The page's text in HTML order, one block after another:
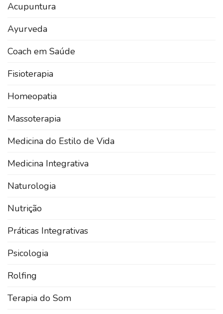
Acupuntura
Ayurveda
Coach em Saúde
Fisioterapia
Homeopatia
Massoterapia
Medicina do Estilo de Vida
Medicina Integrativa
Naturologia
Nutrição
Práticas Integrativas
Psicologia
Rolfing
Terapia do Som